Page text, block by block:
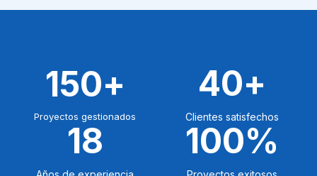
Proyectos gestionados
150+
Clientes satisfechos
40+
18 100%